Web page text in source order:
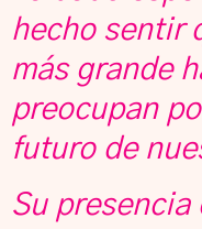
hecho sentir
más grande
preocupan
futuro de
Su presencia